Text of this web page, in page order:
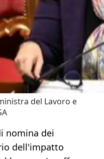
del Lavoro e
nomina dei
dell'impatto